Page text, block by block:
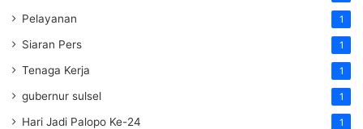
Pelayanan 1
Siaran Pers 1
Tenaga Kerja 1
gubernur sulsel 1
Hari Jadi Palopo Ke-24 1